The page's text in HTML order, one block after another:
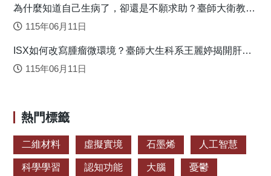
C., Tseng, L. S., Huang, C. C., Chuang, P. Y., Su, N. C., Chen,
C. T., Lo, S. H., & Tsuboki, K. (2024). Effects of Long-term
Southwesterly Monsoon Flow near Taiwan: Mindulle (2004)
and Morakot (2009). Asia-Pacific Journal of Atmospheric
為什麼知道自己生病了，卻還是不願求助？臺師大衛教系
連盈如揭心理健康求助關鍵
115年06月11日
ISX如何改寫腫瘤微環境？臺師大生科系王麗婷揭開肝癌
免疫逃脫機制
115年06月11日
熱門標籤
二維材料 虛擬實境 石墨烯 人工智慧
科學學習 認知功能 大腦 憂鬱